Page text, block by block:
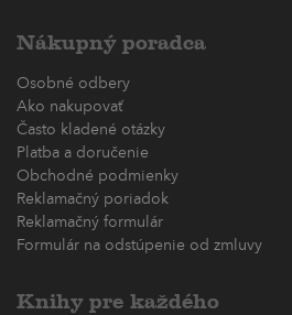
Nákupný poradca
Osobné odbery
Ako nakupovať
Často kladené otázky
Platba a doručenie
Obchodné podmienky
Reklamačný poriadok
Reklamačný formulár
Formulár na odstúpenie od zmluvy
Knihy pre každého